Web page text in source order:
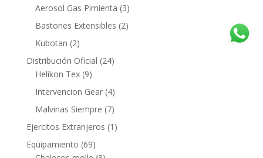
Aerosol Gas Pimienta (3)
Bastones Extensibles (2)
Kubotan (2)
Distribución Oficial (24)
Helikon Tex (9)
Intervencion Gear (4)
Malvinas Siempre (7)
Ejercitos Extranjeros (1)
Equipamiento (69)